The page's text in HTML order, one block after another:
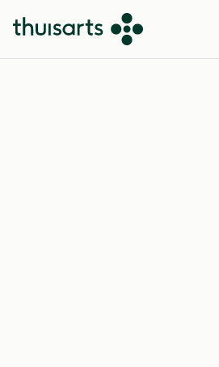
Overslaan en naar de inhoud gaan